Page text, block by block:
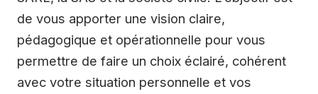
de vous apporter une vision claire,
pédagogique et opérationnelle pour vous
permettre de faire un choix éclairé, cohérent
avec votre situation personnelle et vos